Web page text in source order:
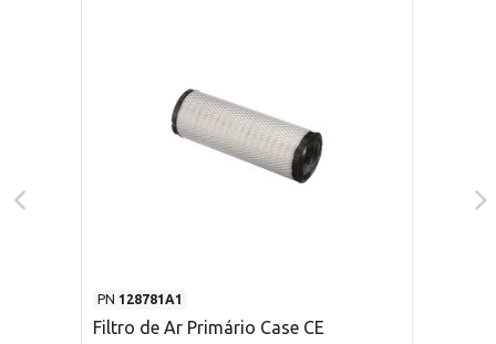
PN 128781A1
Filtro de Ar Primário Case CE